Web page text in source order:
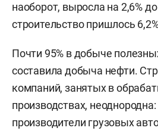
наоборот, выросла на 2,6% до
строительство пришлось
Почти 95% в добыче
составила добыча нефти.
компаний, занятых в
производствах,
производители грузовых